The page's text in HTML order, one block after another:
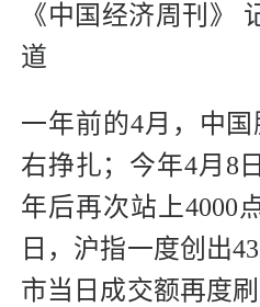
《中国经济周刊》
道
一年前的4月，中
右挣扎；今年4月8
年后再次站上4000
日，沪指一度创出
市当日成交额再度